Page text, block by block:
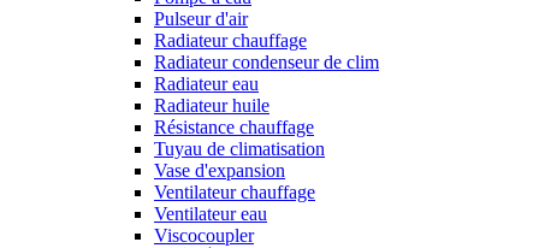
Pulseur d'air
Radiateur chauffage
Radiateur condenseur de clim
Radiateur eau
Radiateur huile
Résistance chauffage
Tuyau de climatisation
Vase d'expansion
Ventilateur chauffage
Ventilateur eau
Viscocoupler